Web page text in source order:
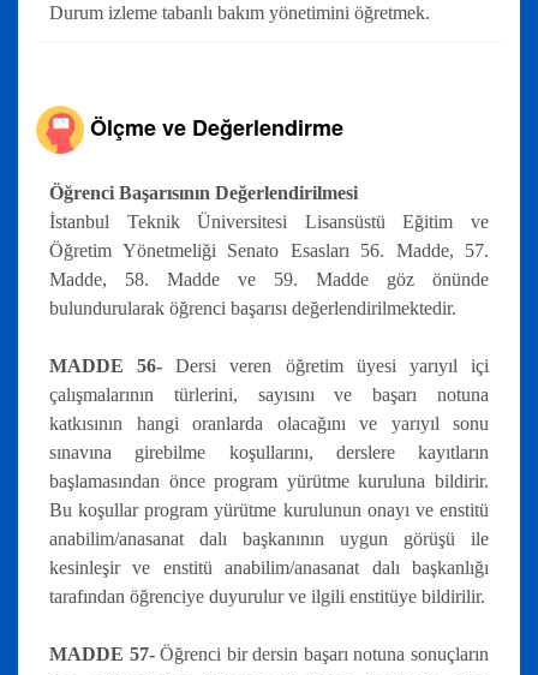
Durum izleme tabanlı bakım yönetimini öğretmek.
Ölçme ve Değerlendirme
Öğrenci Başarısının Değerlendirilmesi
İstanbul Teknik Üniversitesi Lisansüstü Eğitim ve
Öğretim Yönetmeliği Senato Esasları 56. Madde, 57.
Madde, 58. Madde ve 59. Madde göz önünde
bulundurularak öğrenci başarısı değerlendirilmektedir.
MADDE 56- Dersi veren öğretim üyesi yarıyıl içi
çalışmalarının türlerini, sayısını ve başarı notuna
katkısının hangi oranlarda olacağını ve yarıyıl sonu
sınavına girebilme koşullarını, derslere kayıtların
başlamasından önce program yürütme kuruluna bildirir.
Bu koşullar program yürütme kurulunun onayı ve enstitü
anabilim/anasanat dalı başkanının uygun görüşü ile
kesinleşir ve enstitü anabilim/anasanat dalı başkanlığı
tarafından öğrenciye duyurulur ve ilgili enstitüye bildirilir.
MADDE 57-Öğrenci bir dersin başarı notuna sonuçların